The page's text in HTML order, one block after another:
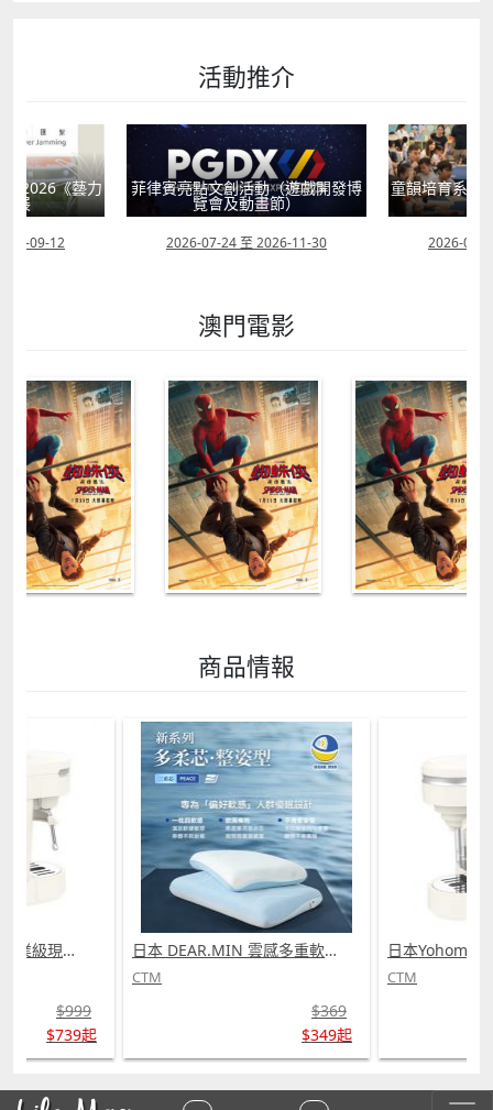
活動推介
獻2026《藝力
展
09-12
菲律賓亮點文創活動（遊戲開發博
覽會及動畫節）
2026-07-24 至 2026-11-30
童韻培育系列
2026-07-
澳門電影
商品情報
日本Yohome 迷你專業級現磨鮮萃奶泡3合1半自動家庭意式咖啡機 (需訂貨)
$999
$739起
日本 DEAR.MIN 雲感多重軟芯柔托緩壓Peace柔眠枕 (需訂貨)
CTM
$369
$349起
CTM